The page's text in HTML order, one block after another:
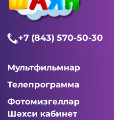
+7 (843) 570-50-30
Мультфильмнар
Телепрограмма
Фотомизгелләр
Шәхси кабинет